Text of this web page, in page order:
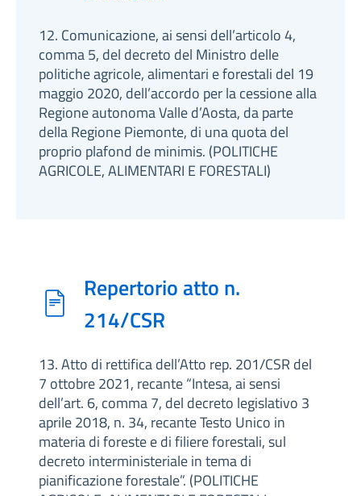
12. Comunicazione, ai sensi dell’articolo 4,
comma 5, del decreto del Ministro delle
politiche agricole, alimentari e forestali del 19
maggio 2020, dell’accordo per la cessione alla
Regione autonoma Valle d’Aosta, da parte
della Regione Piemonte, di una quota del
proprio plafond de minimis. (POLITICHE
AGRICOLE, ALIMENTARI E FORESTALI)
Repertorio atto n.
214/CSR
13. Atto di rettifica dell’Atto rep. 201/CSR del
7 ottobre 2021, recante “Intesa, ai sensi
dell’art. 6, comma 7, del decreto legislativo 3
aprile 2018, n. 34, recante Testo Unico in
materia di foreste e di filiere forestali, sul
decreto interministeriale in tema di
pianificazione forestale”. (POLITICHE